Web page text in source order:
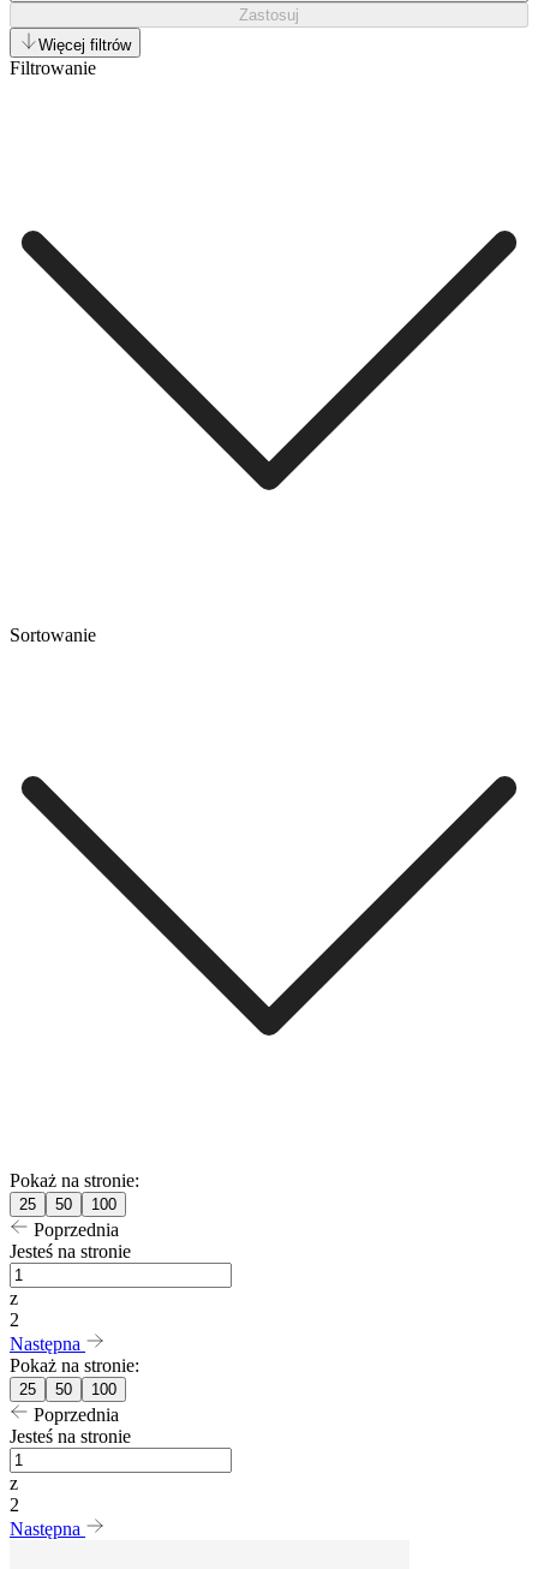
Zastosuj
Więcej filtrów
Filtrowanie
Sortowanie
Pokaż na stronie:
25 50 100
Poprzednia
Jesteś na stronie
z
2
Następna
Pokaż na stronie:
25 50 100
Poprzednia
Jesteś na stronie
z
2
Następna